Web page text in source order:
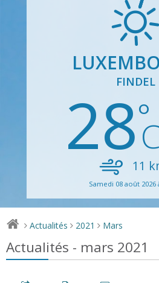
FINDEL
2811
Samedi 08 août 2026
> Actualités > 2021 > Mars
Actualités - mars 2021